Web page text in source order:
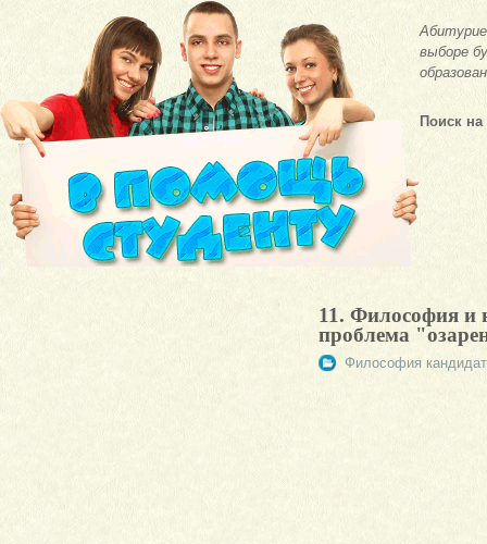
выборе
Поиск на
11. Философия и
проблема
Философия